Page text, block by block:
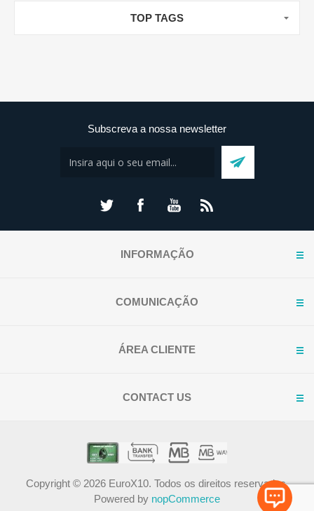
TOP TAGS
Subscreva a nossa newsletter
INFORMAÇÃO
COMUNICAÇÃO
ÁREA CLIENTE
CONTACT US
Copyright © 2026 EuroX10. Todos os direitos reservados.
Powered by nopCommerce